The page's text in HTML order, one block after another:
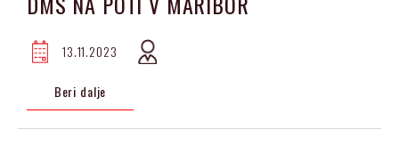
13.11.2023
Beri dalje